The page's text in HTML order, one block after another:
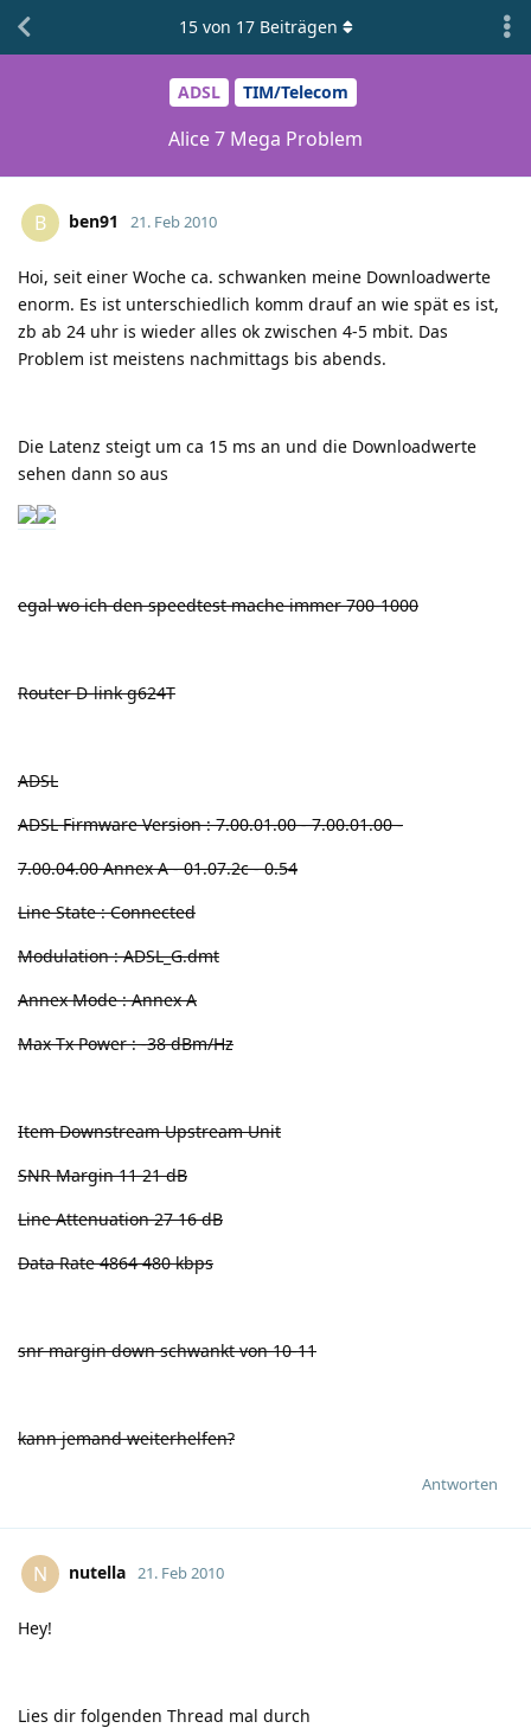
ADSL TIM/Telecom
Alice 7 Mega Problem
15von 17Beiträgen
B ben91 21. Feb 2010
Hoi, seit einer Woche ca. schwanken meine Downloadwerte
enorm. Es ist unterschiedlich komm drauf an wie spät es ist,
zb ab 24 uhr is wieder alles ok zwischen 4-5 mbit. Das
Problem ist meistens nachmittags bis abends.
Die Latenz steigt um ca 15 ms an und die Downloadwerte
sehen dann so aus
egal wo ich den speedtest mache immer 700-1000
Router D-link g624T
ADSL
ADSL Firmware Version : 7.00.01.00 - 7.00.01.00 -
7.00.04.00 Annex A - 01.07.2c - 0.54
Line State : Connected
Modulation : ADSL_G.dmt
Annex Mode : Annex A
Max Tx Power : -38 dBm/Hz
Item Downstream Upstream Unit
SNR Margin 11 21 dB
Line Attenuation 27 16 dB
Data Rate 4864 480 kbps
snr margin down schwankt von 10-11
kann jemand weiterhelfen?
Antworten
N nutella 21. Feb 2010
Hey!
Lies dir folgenden Thread mal durch